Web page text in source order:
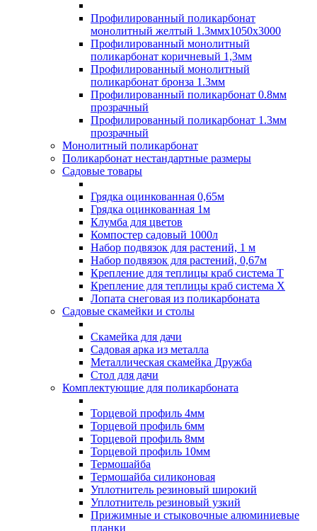
Профилированный поликарбонат
монолитный желтый 1.3ммх1050х3000
Профилированный монолитный
поликарбонат коричневый 1,3мм
Профилированный монолитный
поликарбонат бронза 1.3мм
Профилированный поликарбонат 0.8мм
прозрачный
Профилированный поликарбонат 1.3мм
прозрачный
Монолитный поликарбонат
Поликарбонат нестандартные размеры
Садовые товары
Грядка оцинкованная 0,65м
Грядка оцинкованная 1м
Клумба для цветов
Компостер садовый 1000л
Набор подвязок для растений, 1 м
Набор подвязок для растений, 0,67м
Крепление для теплицы краб система Т
Крепление для теплицы краб система Х
Лопата снеговая из поликарбоната
Садовые скамейки и столы
Скамейка для дачи
Садовая арка из металла
Металлическая скамейка Дружба
Стол для дачи
Комплектующие для поликарбоната
Торцевой профиль 4мм
Торцевой профиль 6мм
Торцевой профиль 8мм
Торцевой профиль 10мм
Термошайба
Термошайба силиконовая
Уплотнитель резиновый широкий
Уплотнитель резиновый узкий
Прижимные и стыковочные алюминиевые
планки